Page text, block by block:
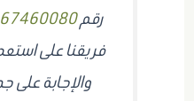
رقم
فريقنا على
والإجابة على